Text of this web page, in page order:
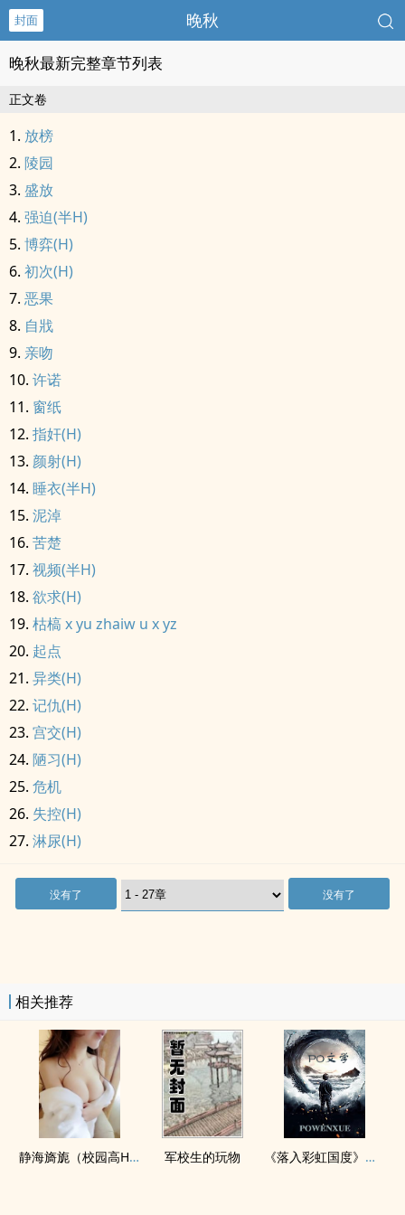
封面 晚秋
晚秋最新完整章节列表
正文卷
放榜
陵园
盛放
强迫(半H)
博弈(H)
初次(H)
恶果
自戕
亲吻
许诺
窗纸
指奸(H)
颜射(H)
睡衣(半H)
泥淖
苦楚
视频(半H)
欲求(H)
枯槁 x yu zhaiw u x yz
起点
异类(H)
记仇(H)
宫交(H)
陋习(H)
危机
失控(H)
淋尿(H)
没有了 没有了
相关推荐
静海旖旎（校园高H） 军校生的玩物 《落入彩虹国度》穿越+西幻+言情